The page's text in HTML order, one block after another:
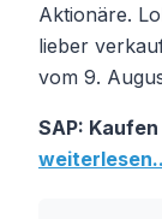
Aktionäre.
lieber
vom 9.
SAP: